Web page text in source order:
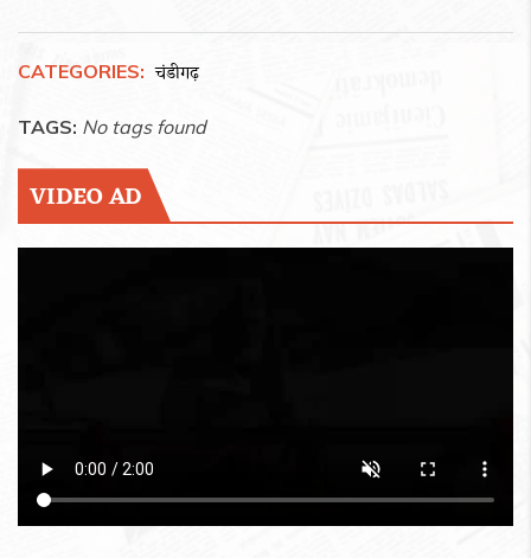
CATEGORIES: चंडीगढ़
TAGS: No tags found
VIDEO AD